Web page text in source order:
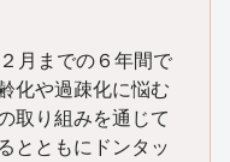
月までの６年間で
化や過疎化に悩む
取り組みを通じて
とともにドンタッ